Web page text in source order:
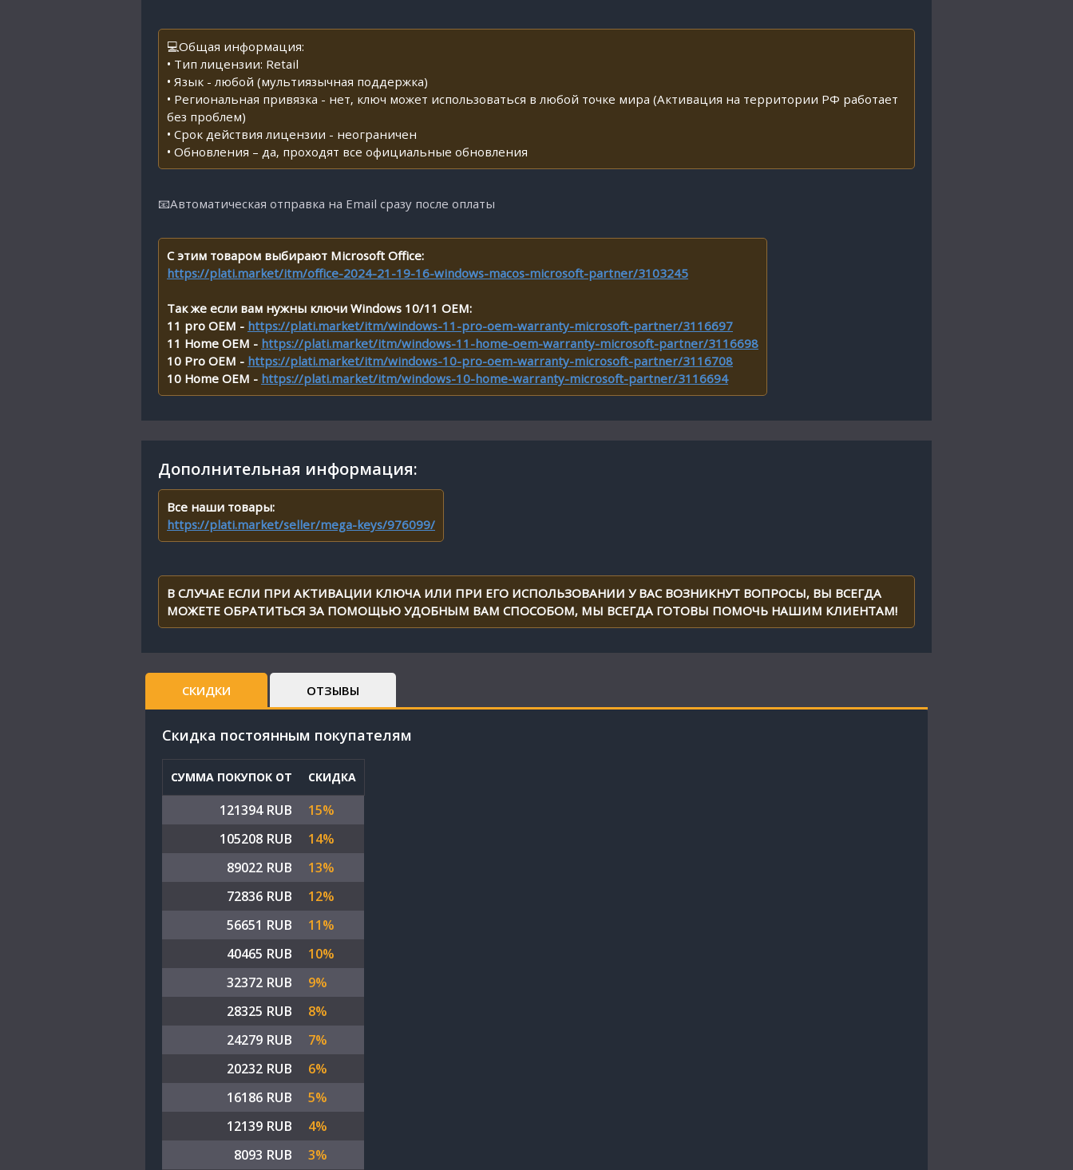
💻Общая информация:
• Тип лицензии: Retail
• Язык - любой (мультиязычная поддержка)
• Региональная привязка - нет, ключ может использоваться в любой точке мира (Активация на территории РФ работает
без проблем)
• Срок действия лицензии - неограничен
• Обновления – да, проходят все официальные обновления
📧Автоматическая отправка на Email сразу после оплаты
С этим товаром выбирают Microsoft Office:
https://plati.market/itm/office-2024-21-19-16-windows-macos-microsoft-partner/3103245
Так же если вам нужны ключи Windows 10/11 OEM:
11 pro OEM - https://plati.market/itm/windows-11-pro-oem-warranty-microsoft-partner/3116697
11 Home OEM - https://plati.market/itm/windows-11-home-oem-warranty-microsoft-partner/3116698
10 Pro OEM - https://plati.market/itm/windows-10-pro-oem-warranty-microsoft-partner/3116708
10 Home OEM - https://plati.market/itm/windows-10-home-warranty-microsoft-partner/3116694
Дополнительная информация:
Все наши товары:
https://plati.market/seller/mega-keys/976099/
В СЛУЧАЕ ЕСЛИ ПРИ АКТИВАЦИИ КЛЮЧА ИЛИ ПРИ ЕГО ИСПОЛЬЗОВАНИИ У ВАС ВОЗНИКНУТ ВОПРОСЫ, ВЫ ВСЕГДА
МОЖЕТЕ ОБРАТИТЬСЯ ЗА ПОМОЩЬЮ УДОБНЫМ ВАМ СПОСОБОМ, МЫ ВСЕГДА ГОТОВЫ ПОМОЧЬ НАШИМ КЛИЕНТАМ!
СКИДКИ ОТЗЫВЫ
Cкидка постоянным покупателям
СУММА ПОКУПОК ОТ СКИДКА
121394 RUB
15%
105208 RUB
14%
89022 RUB
13%
72836 RUB
12%
56651 RUB
11%
40465 RUB
10%
32372 RUB
9%
28325 RUB
8%
24279 RUB
7%
20232 RUB
6%
16186 RUB
5%
12139 RUB
4%
8093 RUB
3%